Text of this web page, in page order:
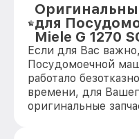
для
Miele G 1270
Если для Вас
Посудомоечной
работало
времени, для
оригинальные